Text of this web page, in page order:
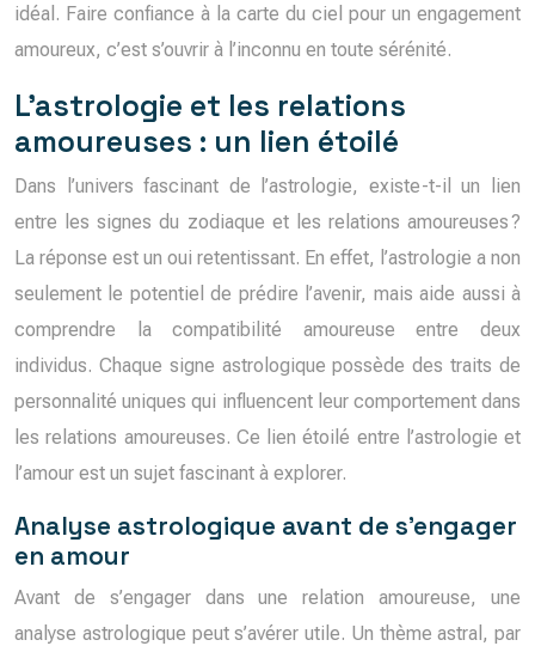
idéal. Faire confiance à la carte du ciel pour un engagement
amoureux, c’est s’ouvrir à l’inconnu en toute sérénité.
L’astrologie et les relations
amoureuses : un lien étoilé
Dans l’univers fascinant de l’astrologie, existe-t-il un lien
entre les signes du zodiaque et les relations amoureuses ?
La réponse est un oui retentissant. En effet, l’astrologie a non
seulement le potentiel de prédire l’avenir, mais aide aussi à
comprendre la compatibilité amoureuse entre deux
individus. Chaque signe astrologique possède des traits de
personnalité uniques qui influencent leur comportement dans
les relations amoureuses. Ce lien étoilé entre l’astrologie et
l’amour est un sujet fascinant à explorer.
Analyse astrologique avant de s’engager
en amour
Avant de s’engager dans une relation amoureuse, une
analyse astrologique peut s’avérer utile. Un thème astral, par